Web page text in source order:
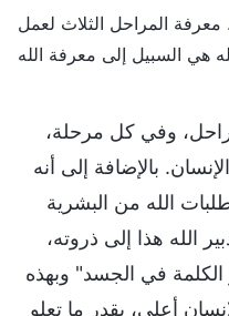
وعمله. معرفة المراحل الثلاث لعمل
هي السبيل إلى معرفة الله
وفي كل مرحلة،
بالإضافة إلى أنه
الله من البشرية
الله هذا إلى ذروته،
في الجسد" وبهذه
أعلى، بقدر ما تعلو